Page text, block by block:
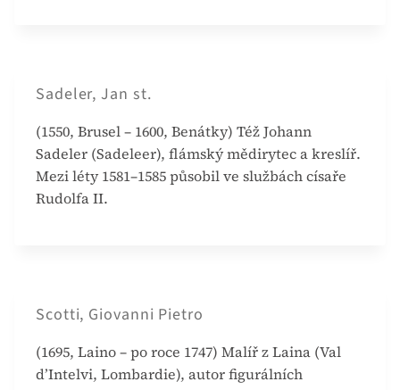
Sadeler, Jan st.
(1550, Brusel – 1600, Benátky) Též Johann
Sadeler (Sadeleer), flámský mědirytec a kreslíř.
Mezi léty 1581–1585 působil ve službách císaře
Rudolfa II.
Scotti, Giovanni Pietro
(1695, Laino – po roce 1747) Malíř z Laina (Val
d’Intelvi, Lombardie), autor figurálních